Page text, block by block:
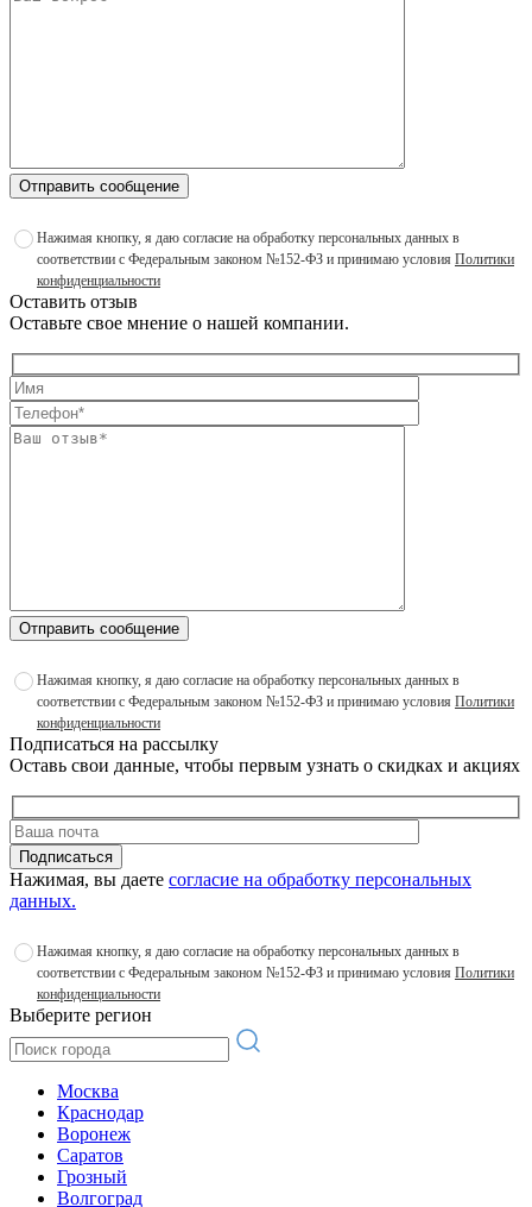
Отправить сообщение
Нажимая кнопку, я даю согласие на обработку персональных данных в
соответствии с Федеральным законом №152-ФЗ и принимаю условия Политики
конфиденциальности
Оставить отзыв
Оставьте свое мнение о нашей компании.
Отправить сообщение
Нажимая кнопку, я даю согласие на обработку персональных данных в
соответствии с Федеральным законом №152-ФЗ и принимаю условия Политики
конфиденциальности
Подписаться на рассылку
Оставь свои данные, чтобы первым узнать о скидках и акциях
Подписаться
Нажимая, вы даете согласие на обработку персональных
данных.
Нажимая кнопку, я даю согласие на обработку персональных данных в
соответствии с Федеральным законом №152-ФЗ и принимаю условия Политики
конфиденциальности
Выберите регион
Москва
Краснодар
Воронеж
Саратов
Грозный
Волгоград